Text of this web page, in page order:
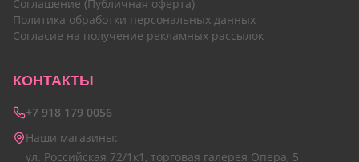
Соглашение (Публичная оферта)
Политика обработки персональных данных
Согласие на получение рекламных рассылок
КОНТАКТЫ
+7 918 179 0056
Наши магазины:
ул. Российская 72/1к1, торговая галерея Опера, 5